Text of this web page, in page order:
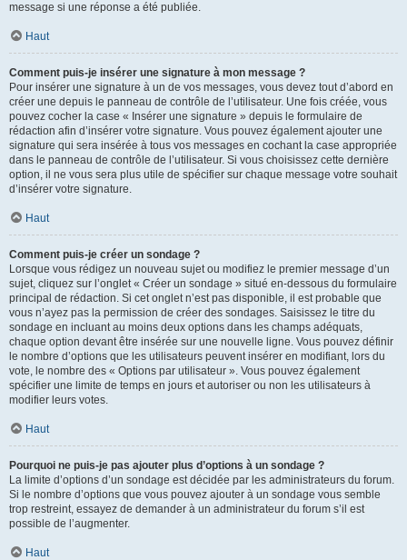
message si une réponse a été publiée.
Haut
Comment puis-je insérer une signature à mon message ?
Pour insérer une signature à un de vos messages, vous devez tout d’abord en
créer une depuis le panneau de contrôle de l’utilisateur. Une fois créée, vous
pouvez cocher la case « Insérer une signature » depuis le formulaire de
rédaction afin d’insérer votre signature. Vous pouvez également ajouter une
signature qui sera insérée à tous vos messages en cochant la case appropriée
dans le panneau de contrôle de l’utilisateur. Si vous choisissez cette dernière
option, il ne vous sera plus utile de spécifier sur chaque message votre souhait
d’insérer votre signature.
Haut
Comment puis-je créer un sondage ?
Lorsque vous rédigez un nouveau sujet ou modifiez le premier message d’un
sujet, cliquez sur l’onglet « Créer un sondage » situé en-dessous du formulaire
principal de rédaction. Si cet onglet n’est pas disponible, il est probable que
vous n’ayez pas la permission de créer des sondages. Saisissez le titre du
sondage en incluant au moins deux options dans les champs adéquats,
chaque option devant être insérée sur une nouvelle ligne. Vous pouvez définir
le nombre d’options que les utilisateurs peuvent insérer en modifiant, lors du
vote, le nombre des « Options par utilisateur ». Vous pouvez également
spécifier une limite de temps en jours et autoriser ou non les utilisateurs à
modifier leurs votes.
Haut
Pourquoi ne puis-je pas ajouter plus d’options à un sondage ?
La limite d’options d’un sondage est décidée par les administrateurs du forum.
Si le nombre d’options que vous pouvez ajouter à un sondage vous semble
trop restreint, essayez de demander à un administrateur du forum s’il est
possible de l’augmenter.
Haut